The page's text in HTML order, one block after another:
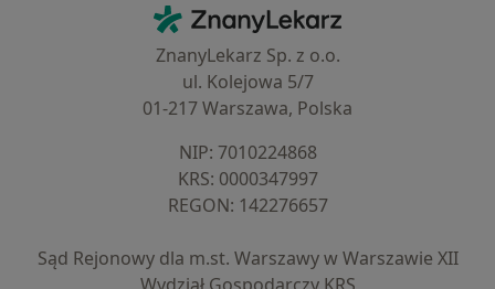
ZnanyLekarz - Strona główna
ZnanyLekarz Sp. z o.o.
ul. Kolejowa 5/7
01-217 Warszawa, Polska
NIP: ⁠7010224868
KRS: ⁠0000347997
REGON: ⁠142276657
Sąd Rejonowy dla m.st. Warszawy w Warszawie XII